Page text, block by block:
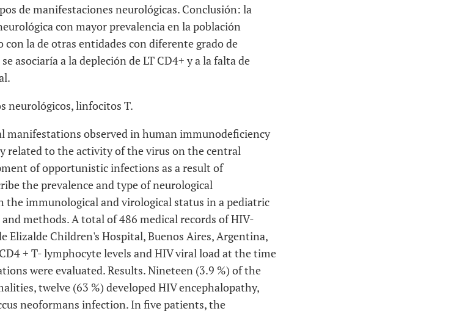
de manifestaciones neurológicas. Conclusión: la
con mayor prevalencia en la población
la de otras entidades con diferente grado de
asociaría a la depleción de LT CD4+ y a la falta de
neurológicos, linfocitos T.
manifestations observed in human immunodeficiency
related to the activity of the virus on the central
of opportunistic infections as a result of
the prevalence and type of neurological
immunological and virological status in a pediatric
methods. A total of 486 medical records of HIV-
Elizalde Children's Hospital, Buenos Aires, Argentina,
+ T- lymphocyte levels and HIV viral load at the time
were evaluated. Results. Nineteen (3.9 %) of the
twelve (63 %) developed HIV encephalopathy,
neoformans infection. In five patients, the